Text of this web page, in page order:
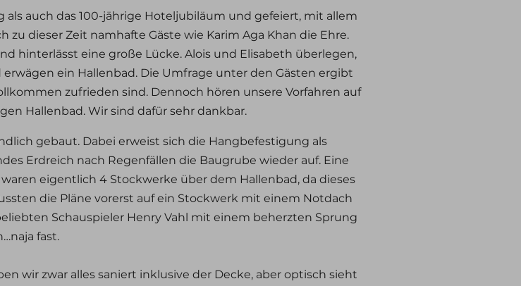
als auch das 100-jährige Hoteljubiläum und gefeiert, mit allem
dieser Zeit namhafte Gäste wie Karim Aga Khan die Ehre.
hinterlässt eine große Lücke. Alois und Elisabeth überlegen,
ein Hallenbad. Die Umfrage unter den Gästen ergibt
zufrieden sind. Dennoch hören unsere Vorfahren auf
Hallenbad. Wir sind dafür sehr dankbar.
gebaut. Dabei erweist sich die Hangbefestigung als
Erdreich nach Regenfällen die Baugrube wieder auf. Eine
eigentlich 4 Stockwerke über dem Hallenbad, da dieses
die Pläne vorerst auf ein Stockwerk mit einem Notdach
Schauspieler Henry Vahl mit einem beherzten Sprung
fast.
wir zwar alles saniert inklusive der Decke, aber optisch sieht